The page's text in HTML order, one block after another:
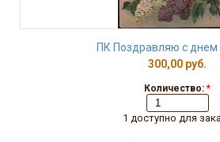
ПК Поздравляю с днем
300,00 руб.
Количество: *
1 доступно для